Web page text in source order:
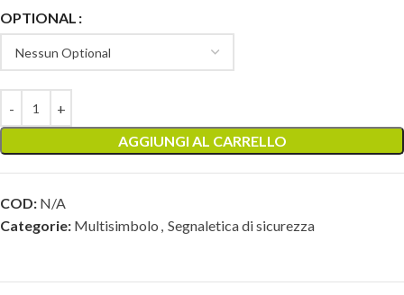
OPTIONAL
AGGIUNGI AL CARRELLO
COD: N/A
Categorie: Multisimbolo , Segnaletica di sicurezza